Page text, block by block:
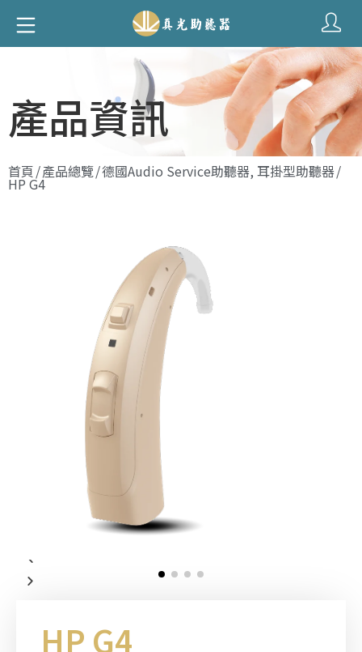
產品資訊
首頁/產品總覽/德國Audio Service助聽器, 耳掛型助聽器/
HP G4
HP G4